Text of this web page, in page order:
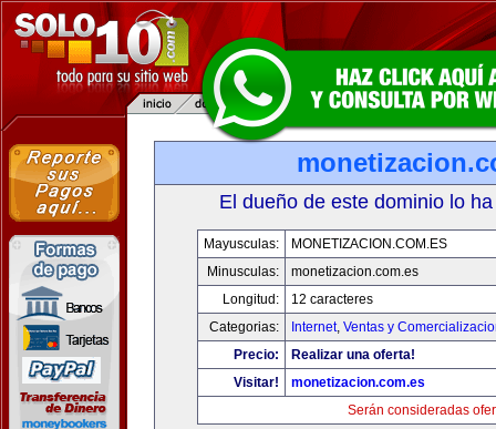
El dueño de este dominio lo
Mayusculas:
MONETIZACION.COM.ES
Minusculas:
monetizacion.com.es
Longitud:
12 caracteres
Categorias:
Internet, Ventas y
Precio:
Realizar una oferta!
Visitar!
monetizacion.com.es
Serán consideradas